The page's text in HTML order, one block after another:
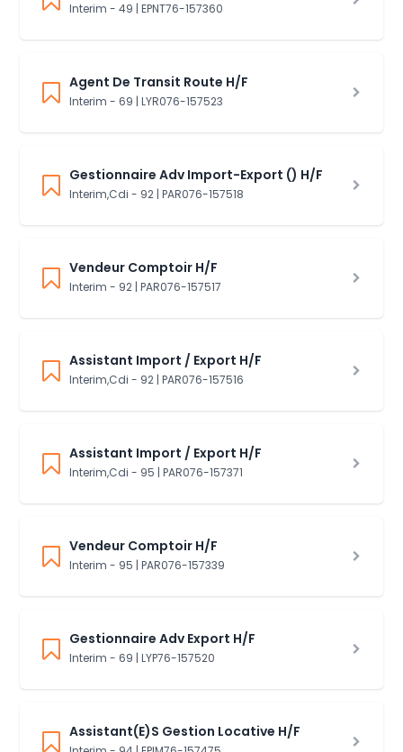
Interim - 49 | EPNT76-157360
Agent De Transit Route H/F
Interim - 69 | LYR076-157523
Gestionnaire Adv Import-Export () H/F
Interim,Cdi - 92 | PAR076-157518
Vendeur Comptoir H/F
Interim - 92 | PAR076-157517
Assistant Import / Export H/F
Interim,Cdi - 92 | PAR076-157516
Assistant Import / Export H/F
Interim,Cdi - 95 | PAR076-157371
Vendeur Comptoir H/F
Interim - 95 | PAR076-157339
Gestionnaire Adv Export H/F
Interim - 69 | LYP76-157520
Assistant(E)S Gestion Locative H/F